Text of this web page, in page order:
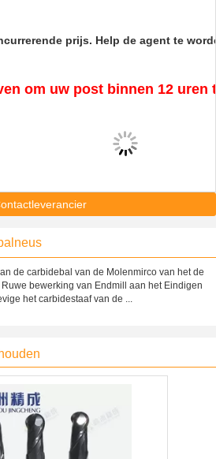
prijs. Help de agent te
om uw post binnen 12 uren
de carbidebal van de Molenmirco van het de
bewerking van Endmill aan het Eindigen
het carbidestaaf van de ...